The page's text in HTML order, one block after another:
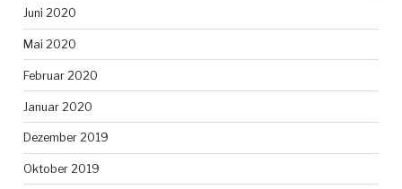
Juni 2020
Mai 2020
Februar 2020
Januar 2020
Dezember 2019
Oktober 2019